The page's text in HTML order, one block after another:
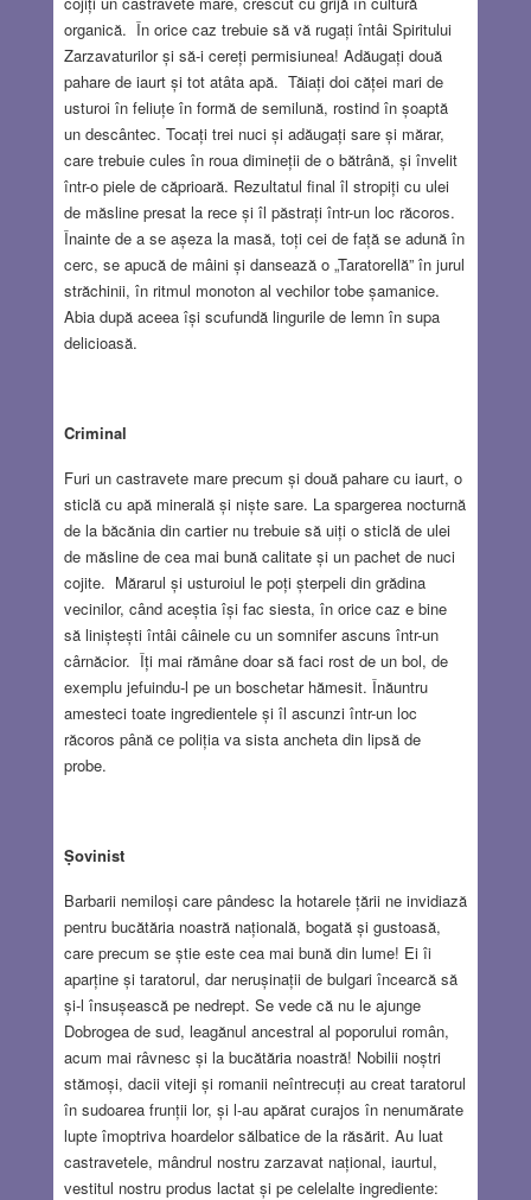
organică. În orice caz trebuie să vă rugați întâi Spiritului
Zarzavaturilor și să-i cereți permisiunea! Adăugați două
pahare de iaurt și tot atâta apă. Tăiați doi căței mari de
usturoi în feliuțe în formă de semilună, rostind în șoaptă
un descântec. Tocați trei nuci și adăugați sare și mărar,
care trebuie cules în roua dimineții de o bătrână, și învelit
într-o piele de căprioară. Rezultatul final îl stropiți cu ulei
de măsline presat la rece și îl păstrați într-un loc răcoros.
Înainte de a se așeza la masă, toți cei de față se adună în
cerc, se apucă de mâini și dansează o „Taratorellă” în jurul
străchinii, în ritmul monoton al vechilor tobe șamanice.
Abia după aceea își scufundă lingurile de lemn în supa
delicioasă.
Criminal
Furi un castravete mare precum și două pahare cu iaurt, o
sticlă cu apă minerală și niște sare. La spargerea nocturnă
de la băcănia din cartier nu trebuie să uiți o sticlă de ulei
de măsline de cea mai bună calitate și un pachet de nuci
cojite. Mărarul și usturoiul le poți șterpeli din grădina
vecinilor, când aceștia își fac siesta, în orice caz e bine
să liniștești întâi câinele cu un somnifer ascuns într-un
cârnăcior. Îți mai rămâne doar să faci rost de un bol, de
exemplu jefuindu-l pe un boschetar hămesit. Înăuntru
amesteci toate ingredientele și îl ascunzi într-un loc
răcoros până ce poliția va sista ancheta din lipsă de
probe.
Ṣovinist
Barbarii nemiloși care pândesc la hotarele țării ne invidiază
pentru bucătăria noastră națională, bogată și gustoasă,
care precum se știe este cea mai bună din lume! Ei îi
aparține și taratorul, dar nerușinații de bulgari încearcă să
și-l însușească pe nedrept. Se vede că nu le ajunge
Dobrogea de sud, leagănul ancestral al poporului român,
acum mai râvnesc și la bucătăria noastră! Nobilii noștri
stămoși, dacii viteji și romanii neîntrecuți au creat taratorul
în sudoarea frunții lor, și l-au apărat curajos în nenumărate
lupte îmoptriva hoardelor sălbatice de la răsărit. Au luat
castravetele, mândrul nostru zarzavat național, iaurtul,
vestitul nostru produs lactat și pe celelalte ingrediente: